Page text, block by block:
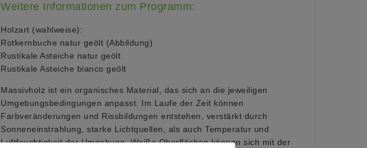
Weitere Informationen zum Programm:
Holzart (wahlweise):
Rotkernbuche natur geölt (Abbildung)
Rustikale Asteiche natur geölt
Rustikale Asteiche bianco geölt
Massivholz ist ein organisches Material, das sich an die jeweiligen
Umgebungsbedingungen anpasst. Im Laufe der Zeit können
Farbveränderungen und Rissbildungen entstehen, verstärkt durch
Sonneneinstrahlung, starke Lichtquellen, als auch Temperatur und
Luftfeuchtigkeit der Umgebung. Weiße Oberflächen können sich mit der